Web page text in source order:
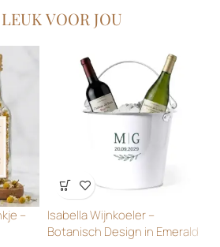
VOOR JOU
–
Wensenlijst
Isabella Wijnkoeler –
Botanisch Design in Emerald